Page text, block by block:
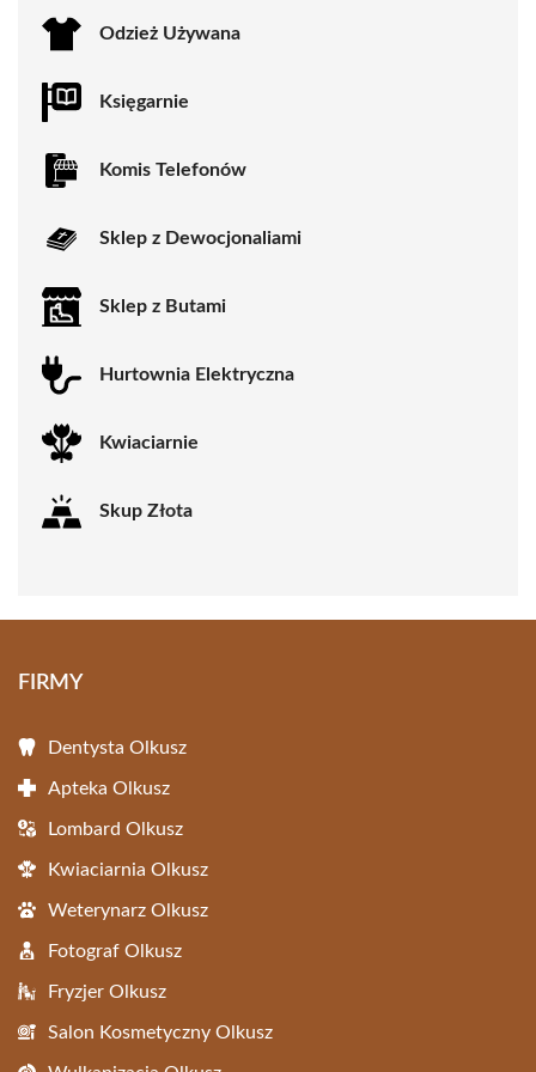
Odzież Używana
Księgarnie
Komis Telefonów
Sklep z Dewocjonaliami
Sklep z Butami
Hurtownia Elektryczna
Kwiaciarnie
Skup Złota
FIRMY
Dentysta Olkusz
Apteka Olkusz
Lombard Olkusz
Kwiaciarnia Olkusz
Weterynarz Olkusz
Fotograf Olkusz
Fryzjer Olkusz
Salon Kosmetyczny Olkusz